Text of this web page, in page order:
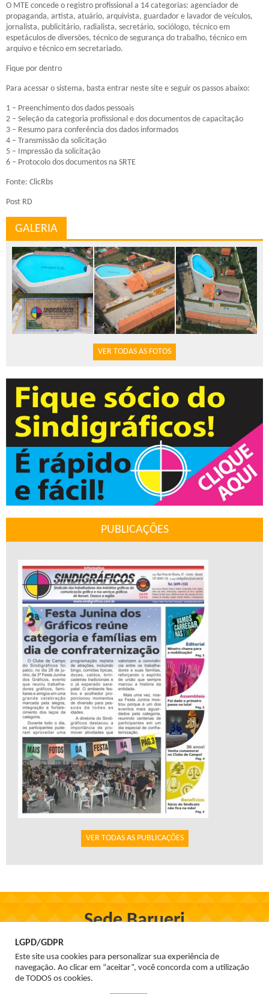
O MTE concede o registro profissional a 14 categorias: agenciador de
propaganda, artista, atuário, arquivista, guardador e lavador de veículos,
jornalista, publicitário, radialista, secretário, sociólogo, técnico em
espetáculos de diversões, técnico de segurança do trabalho, técnico em
arquivo e técnico em secretariado.
Fique por dentro
Para acessar o sistema, basta entrar neste site e seguir os passos abaixo:
1 – Preenchimento dos dados pessoais
2 – Seleção da categoria profissional e dos documentos de capacitação
3 – Resumo para conferência dos dados informados
4 – Transmissão da solicitação
5 – Impressão da solicitação
6 – Protocolo dos documentos na SRTE
Fonte: ClicRbs
Post RD
GALERIA
VER TODAS AS FOTOS
PUBLICAÇÕES
VER TODAS AS PUBLICAÇÕES
Sede Barueri
Rua Firmo de Oliveira, 97, Centro - Barueri
Tel. 3699-1555
LGPD/GDPR
Este site usa cookies para personalizar sua experiência de
navegação. Ao clicar em “aceitar”, você concorda com a utilização
de TODOS os cookies.